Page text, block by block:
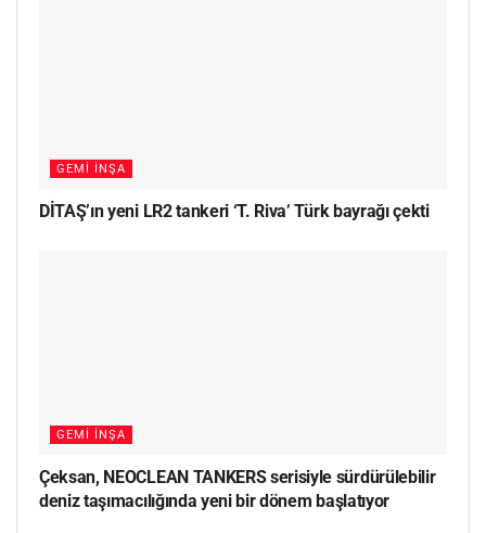
GEMI İNŞA
DİTAŞ’ın yeni LR2 tankeri ‘T. Riva’ Türk bayrağı çekti
GEMI İNŞA
Çeksan, NEOCLEAN TANKERS serisiyle sürdürülebilir
deniz taşımacılığında yeni bir dönem başlatıyor